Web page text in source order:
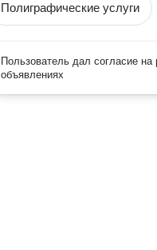
Полиграфические услуги
Пользователь дал согласие
объявлениях